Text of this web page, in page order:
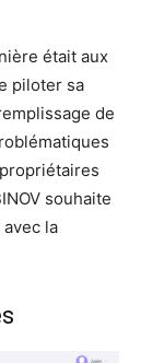
était aux
piloter sa
de
souhaite
la